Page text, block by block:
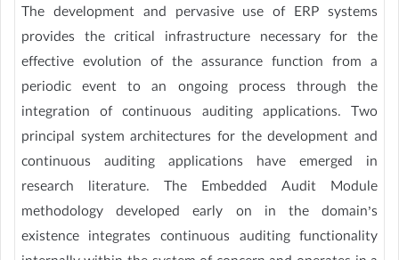
The development and pervasive use of ERP systems
provides the critical infrastructure necessary for the
effective evolution of the assurance function from a
periodic event to an ongoing process through the
integration of continuous auditing applications. Two
principal system architectures for the development and
continuous auditing applications have emerged in
research literature. The Embedded Audit Module
methodology developed early on in the domain’s
existence integrates continuous auditing functionality